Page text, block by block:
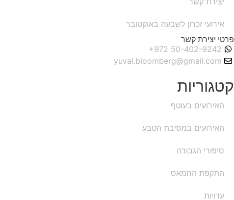
אירועי זכרון לשבעה באוקטובר
פרטי יצירת קשר
yuval.bloomberg@gmail.com
קטגוריות
האירועים בעוטף
האירועים במסיבת הטבע
סיפורי הגבורה
התקפת החמאס
עדויות